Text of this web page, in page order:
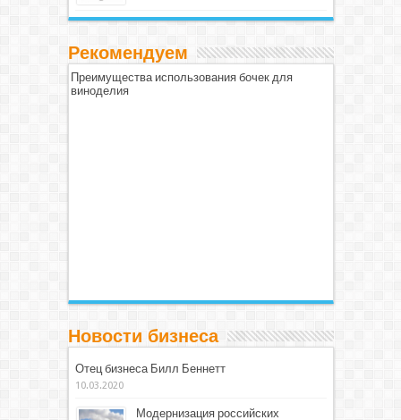
Рекомендуем
Преимущества использования бочек для
виноделия
Новости бизнеса
Отец бизнеса Билл Беннетт
10.03.2020
Модернизация российских